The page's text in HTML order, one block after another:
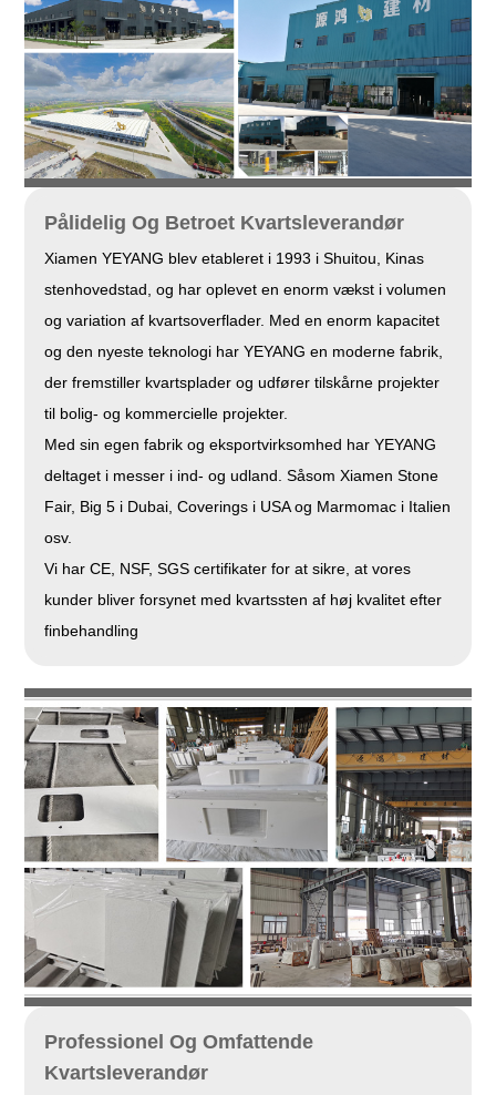
Pålidelig Og Betroet Kvartsleverandør
Xiamen YEYANG blev etableret i 1993 i Shuitou, Kinas
stenhovedstad, og har oplevet en enorm vækst i volumen
og variation af kvartsoverflader. Med en enorm kapacitet
og den nyeste teknologi har YEYANG en moderne fabrik,
der fremstiller kvartsplader og udfører tilskårne projekter
til bolig- og kommercielle projekter.
Med sin egen fabrik og eksportvirksomhed har YEYANG
deltaget i messer i ind- og udland. Såsom Xiamen Stone
Fair, Big 5 i Dubai, Coverings i USA og Marmomac i Italien
osv.
Vi har CE, NSF, SGS certifikater for at sikre, at vores
kunder bliver forsynet med kvartssten af ​​høj kvalitet efter
finbehandling
Professionel Og Omfattende
Kvartsleverandør